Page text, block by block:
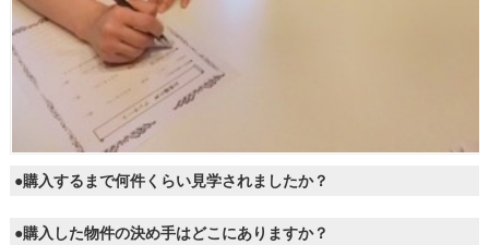
●購入するまで何件くらい見学されましたか？
●購入した物件の決め手はどこにありますか？